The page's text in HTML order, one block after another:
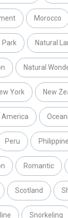
Morocco
Park Natural
Natural
York New
America
Peru
Romantic
Scotland
Snorkeling